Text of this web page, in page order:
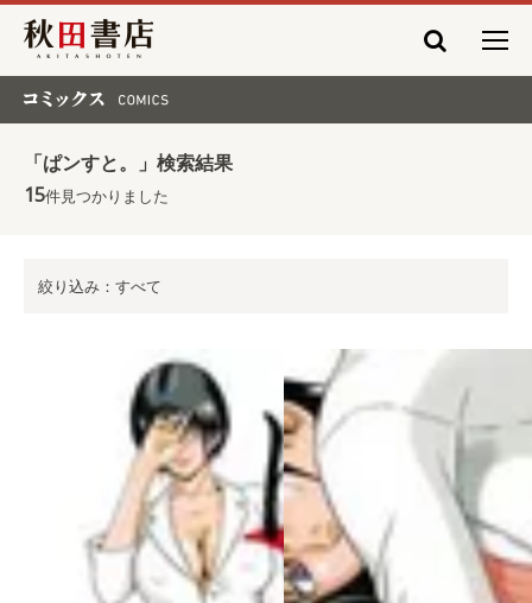
秋田書店
「ぱンすと。」検索結果
15件見つかりました
絞り込み：すべて